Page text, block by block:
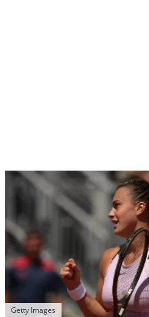
Getty Images